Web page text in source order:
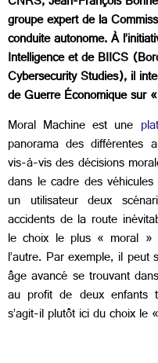
groupe expert de la
conduite autonome. À
Intelligence et de BIICS
Cybersecurity Studies), il
de Guerre Économique sur
Moral Machine est une
panorama des différentes
vis-à-vis des décisions
dans le cadre des
un utilisateur deux
accidents de la route
le choix le plus « moral »
l’autre. Par exemple, il peut
âge avancé se trouvant
au profit de deux enfants
s’agit-il plutôt ici du choix le